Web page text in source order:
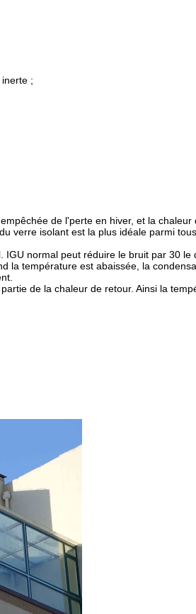
;
de l'perte en hiver, et la
verre isolant est la plus idéale parmi
normal peut réduire le bruit par 30
la température est abaissée, la
de la chaleur de retour. Ainsi la